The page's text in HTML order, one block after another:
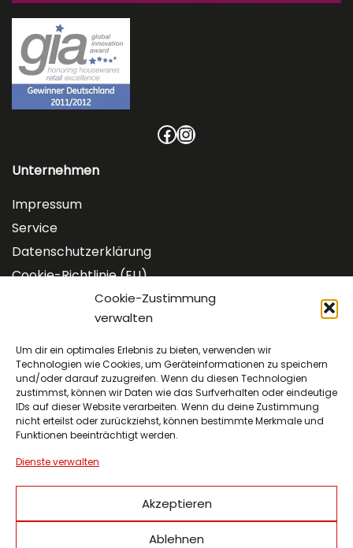
Cookie-Zustimmung
verwalten
Um dir ein optimales Erlebnis zu bieten, verwenden wir
Technologien wie Cookies, um Geräteinformationen zu speichern
und/oder darauf zuzugreifen. Wenn du diesen Technologien
zustimmst, können wir Daten wie das Surfverhalten oder eindeutige
IDs auf dieser Website verarbeiten. Wenn du deine Zustimmung
nicht erteilst oder zurückziehst, können bestimmte Merkmale und
Funktionen beeinträchtigt werden.
Dienste verwalten
Akzeptieren
Ablehnen
Facebook
Instagram
Unternehmen
Impressum
Service
Datenschutzerklärung
Cookie-Richtlinie (EU)
Neue Kasseler Straße 1-3
35039 Marburg
0 64 21-62 00 31 8
info(at)gueterbahnhof12.de